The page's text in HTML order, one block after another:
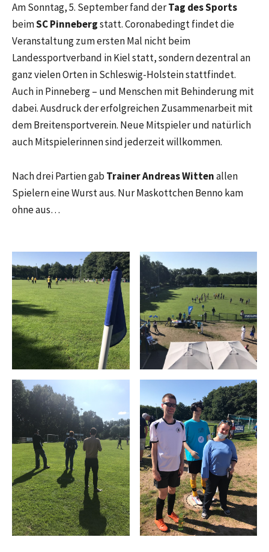
Am Sonntag, 5. September fand derTag des Sports
beimSC Pinnebergstatt. Coronabedingt findet die
Veranstaltung zum ersten Mal nicht beim
Landessportverband in Kiel statt, sondern dezentral an
ganz vielen Orten in Schleswig-Holstein stattfindet.
Auch in Pinneberg – und Menschen mit Behinderung mit
dabei. Ausdruck der erfolgreichen Zusammenarbeit mit
dem Breitensportverein. Neue Mitspieler und natürlich
auch Mitspielerinnen sind jederzeit willkommen.
Nach drei Partien gab Trainer Andreas Wittenallen
Spielern eine Wurst aus. Nur Maskottchen Benno kam
ohne aus…